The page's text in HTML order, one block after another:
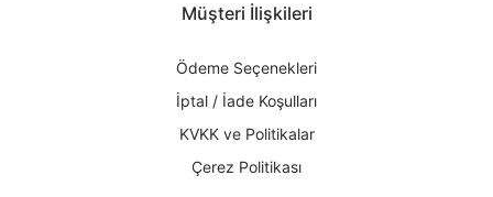
Müşteri İlişkileri
Ödeme Seçenekleri
İptal / İade Koşulları
KVKK ve Politikalar
Çerez Politikası